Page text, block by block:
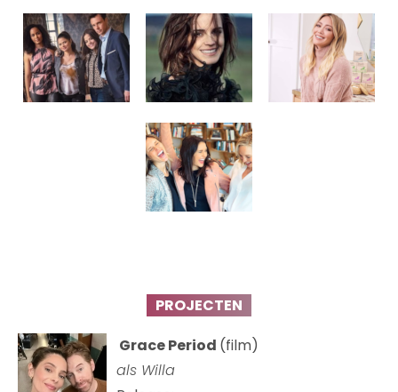
PROJECTEN
Grace Period (film)
als Willa